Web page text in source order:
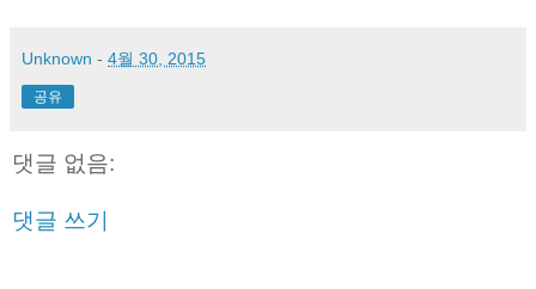
Unknown - 4월 30, 2015
공유
댓글 없음:
댓글 쓰기